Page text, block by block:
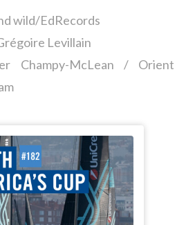
wild/EdRecords
Levillain
Champy-McLean / Orient